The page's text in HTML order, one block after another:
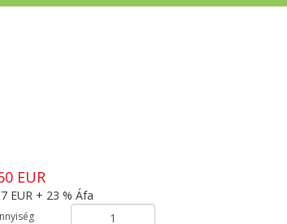
EUR
EUR + 23 % Áfa